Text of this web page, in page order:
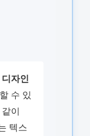
자인
수 있
이
텍스